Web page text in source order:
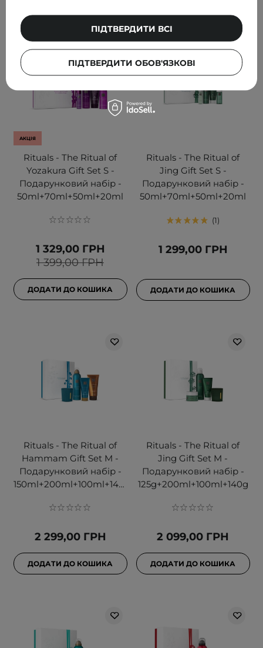
АКЦІЯ
Rituals - The Ritual of
Yozakura Gift Set S -
Подарунковий набір -
50ml+70ml+50ml+20ml
1 399,00 ГРН
1 329,00 ГРН
ДОДАТИ ДО КОШИКА
Rituals - The Ritual of
Jing Gift Set S -
Подарунковий набір -
50ml+70ml+50ml+20ml
1
1 299,00 ГРН
ДОДАТИ ДО КОШИКА
Rituals - The Ritual of
Hammam Gift Set M -
Подарунковий набір -
150ml+200ml+100ml+140g
2 299,00 ГРН
ДОДАТИ ДО КОШИКА
Rituals - The Ritual of
Jing Gift Set M -
Подарунковий набір -
125g+200ml+100ml+140g
2 099,00 ГРН
ДОДАТИ ДО КОШИКА
ПІДТВЕРДИТИ ОБОВ'ЯЗКОВІ
ПІДТВЕРДИТИ ВСІ